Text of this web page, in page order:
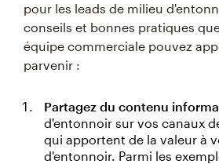
pour les leads de milieu
conseils et bonnes pratiques
équipe commerciale pouvez
parvenir :
Partagez du contenu
d'entonnoir sur vos canaux
qui apportent de la valeur à
d'entonnoir. Parmi les